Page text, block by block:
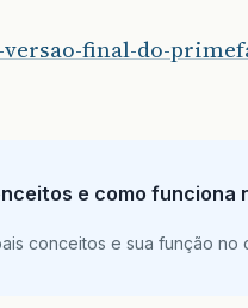
final-do-
e como funciona
conceitos e sua função no